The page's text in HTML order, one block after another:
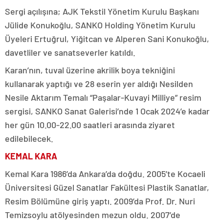
Sergi açılışına; AJK Tekstil Yönetim Kurulu Başkanı
Jülide Konukoğlu, SANKO Holding Yönetim Kurulu
Üyeleri Ertuğrul, Yiğitcan ve Alperen Sani Konukoğlu,
davetliler ve sanatseverler katıldı.
Karan’nın, tuval üzerine akrilik boya tekniğini
kullanarak yaptığı ve 28 eserin yer aldığı Nesilden
Nesile Aktarım Temalı “Paşalar-Kuvayi Milliye” resim
sergisi, SANKO Sanat Galerisi’nde 1 Ocak 2024’e kadar
her gün 10.00-22.00 saatleri arasında ziyaret
edilebilecek.
KEMAL KARA
Kemal Kara 1986’da Ankara’da doğdu. 2005’te Kocaeli
Üniversitesi Güzel Sanatlar Fakültesi Plastik Sanatlar,
Resim Bölümüne giriş yaptı. 2009’da Prof. Dr. Nuri
Temizsoylu atölyesinden mezun oldu. 2007’de